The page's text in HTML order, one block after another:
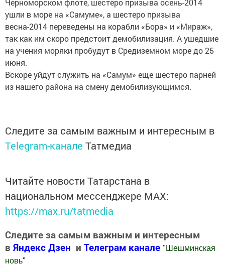
Черноморском флоте, шестеро призыва осень-2014
ушли в море на «Самуме», а шестеро призыва
весна-2014 переведены на корабли «Бора» и «Мираж»,
так как им скоро предстоит демобилизация. А ушедшие
на учения моряки пробудут в Средиземном море до 25
июня.
Вскоре уйдут служить на «Самум» еще шестеро парней
из нашего района на смену демобилизующимся.
Следите за самым важным и интересным в
Telegram-канале Татмедиа
Читайте новости Татарстана в
национальном мессенджере MАХ:
https://max.ru/tatmedia
Следите за самым важным и интересным
в Яндекс Дзен и Телеграм канале " Шешминская
новь"